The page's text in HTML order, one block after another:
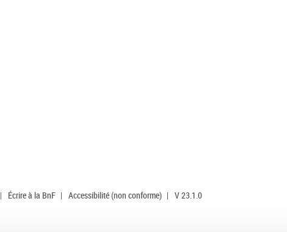
| Écrire à la BnF | Accessibilité (non conforme) | V 23.1.0